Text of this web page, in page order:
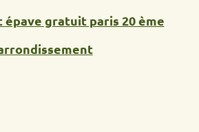
gratuit paris 20 ème